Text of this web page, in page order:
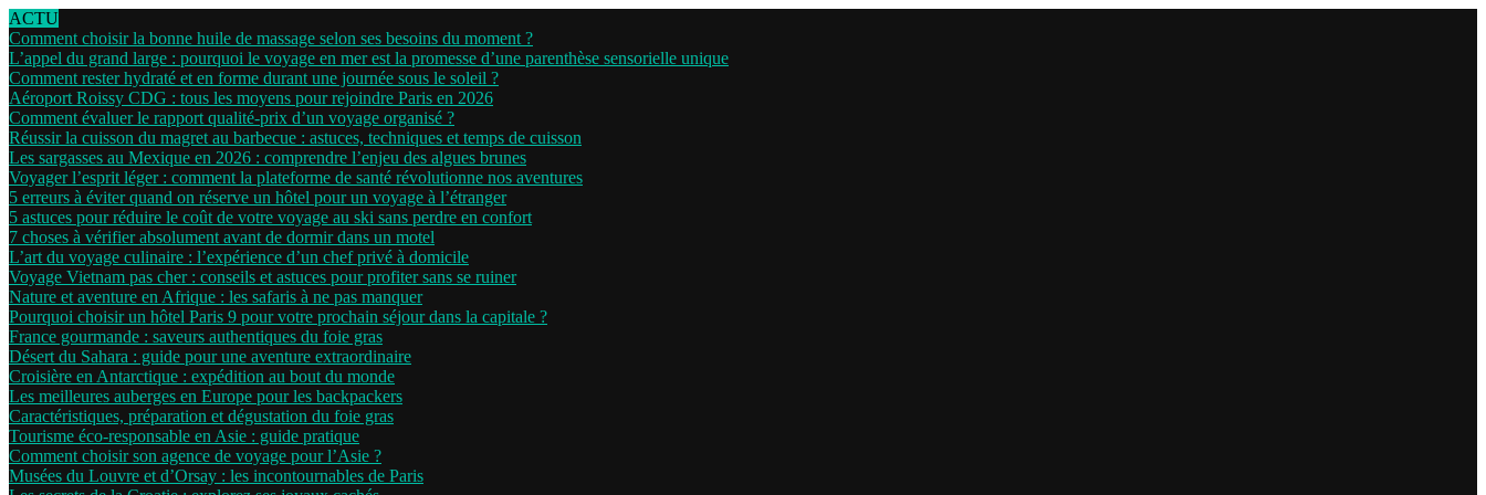
ACTU
Comment choisir la bonne huile de massage selon ses besoins du moment ?
L’appel du grand large : pourquoi le voyage en mer est la promesse d’une parenthèse sensorielle unique
Comment rester hydraté et en forme durant une journée sous le soleil ?
Aéroport Roissy CDG : tous les moyens pour rejoindre Paris en 2026
Comment évaluer le rapport qualité-prix d’un voyage organisé ?
Réussir la cuisson du magret au barbecue : astuces, techniques et temps de cuisson
Les sargasses au Mexique en 2026 : comprendre l’enjeu des algues brunes
Voyager l’esprit léger : comment la plateforme de santé révolutionne nos aventures
5 erreurs à éviter quand on réserve un hôtel pour un voyage à l’étranger
5 astuces pour réduire le coût de votre voyage au ski sans perdre en confort
7 choses à vérifier absolument avant de dormir dans un motel
L’art du voyage culinaire : l’expérience d’un chef privé à domicile
Voyage Vietnam pas cher : conseils et astuces pour profiter sans se ruiner
Nature et aventure en Afrique : les safaris à ne pas manquer
Pourquoi choisir un hôtel Paris 9 pour votre prochain séjour dans la capitale ?
France gourmande : saveurs authentiques du foie gras
Désert du Sahara : guide pour une aventure extraordinaire
Croisière en Antarctique : expédition au bout du monde
Les meilleures auberges en Europe pour les backpackers
Caractéristiques, préparation et dégustation du foie gras
Tourisme éco-responsable en Asie : guide pratique
Comment choisir son agence de voyage pour l’Asie ?
Musées du Louvre et d’Orsay : les incontournables de Paris